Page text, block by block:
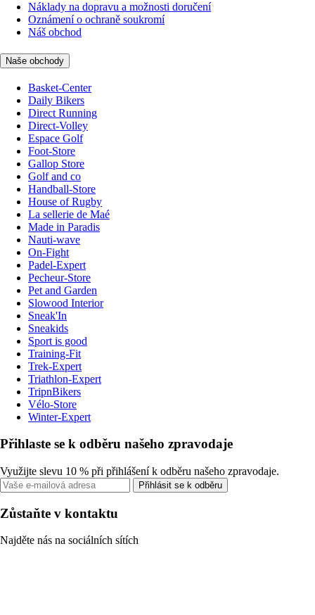
Náklady na dopravu a možnosti doručení
Oznámení o ochraně soukromí
Náš obchod
Naše obchody
Basket-Center
Daily Bikers
Direct Running
Direct-Volley
Espace Golf
Foot-Store
Gallop Store
Golf and co
Handball-Store
House of Rugby
La sellerie de Maé
Made in Paradis
Nauti-wave
On-Fight
Padel-Expert
Pecheur-Store
Pet and Garden
Slowood Interior
Sneak'In
Sneakids
Sport is good
Training-Fit
Trek-Expert
Triathlon-Expert
TripnBikers
Vélo-Store
Winter-Expert
Přihlaste se k odběru našeho zpravodaje
Využijte slevu 10 % při přihlášení k odběru našeho zpravodaje.
Přihlásit se k odběru
Zůstaňte v kontaktu
Najděte nás na sociálních sítích